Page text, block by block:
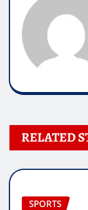
RELATED
SPORTS